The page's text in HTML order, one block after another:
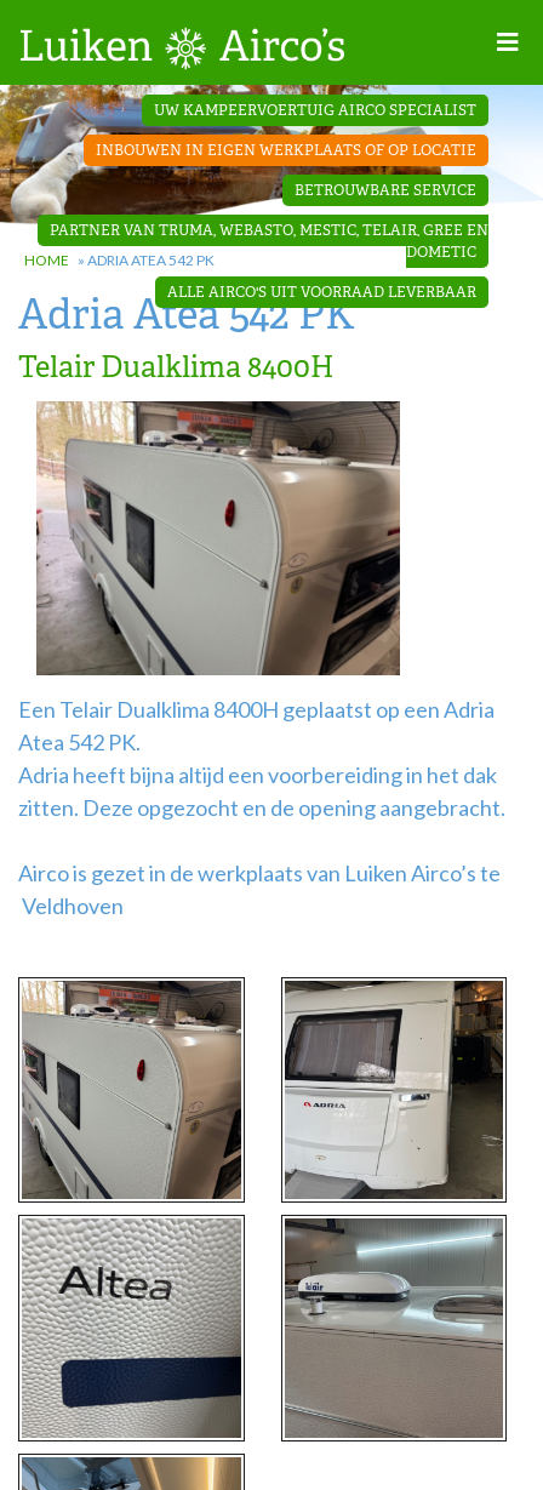
Projecten
Contact
Dakopbouw
airco’s
‘Onder de
bank’ airco’s
‘Teleco
Ultra
Comfort ‘
airco
Airco
montage
UW KAMPEERVOERTUIG AIRCO SPECIALIST
INBOUWEN IN EIGEN WERKPLAATS OF OP LOCATIE
BETROUWBARE SERVICE
PARTNER VAN TRUMA, WEBASTO, MESTIC, TELAIR, GREE EN
DOMETIC
ALLE AIRCO'S UIT VOORRAAD LEVERBAAR
HOME » ADRIA ATEA 542 PK
Adria Atea 542 PK
Telair Dualklima 8400H
Een Telair Dualklima 8400H geplaatst op een Adria
Atea 542 PK.
Adria heeft bijna altijd een voorbereiding in het dak
zitten. Deze opgezocht en de opening aangebracht.
Airco is gezet in de werkplaats van Luiken Airco’s te
Veldhoven